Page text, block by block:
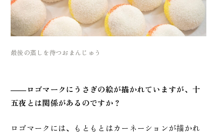
最後の蒸しを待つおまんじゅう
――ロゴマークにうさぎの絵が描かれていますが、十
五夜とは関係があるのですか？
ロゴマークには、もともとはカーネーションが描かれ